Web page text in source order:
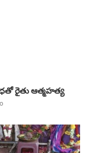
రైతు ఆత్మహత్య